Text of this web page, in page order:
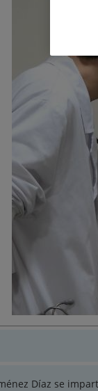
Díaz se